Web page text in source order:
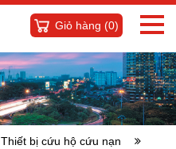
Giỏ hàng (0)
Thiết bị cứu hộ cứu nạn